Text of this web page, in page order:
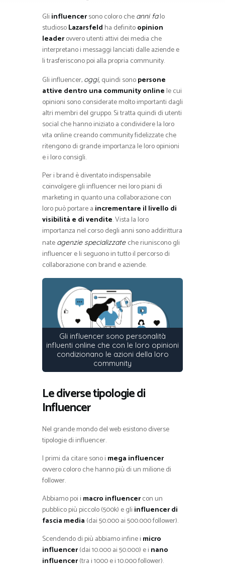
Gli influencersono coloro che anni falo
studiosoLazarsfeld ha definitoopinion
leaderovvero utenti attivi dei media che
interpretano i messaggi lanciati dalle aziende e
li trasferiscono poi alla propria community.
Gli influencer, oggi, quindi sonopersone
attive dentro una community online le cui
opinioni sono considerate molto importanti dagli
altri membri del gruppo. Si tratta quindi di utenti
social che hanno iniziato a condividere la loro
vita online creando community fidelizzate che
ritengono di grande importanza le loro opinioni
e i loro consigli.
Per i brand è diventato indispensabile
coinvolgere gli influencer nei loro piani di
marketing in quanto una collaborazione con
loro può portare a incrementare il livello di
visibilità e di vendite. Vista la loro
importanza nel corso degli anni sono addirittura
nate agenzie specializzate che riuniscono gli
influencer e li seguono in tutto il percorso di
collaborazione con brand e aziende.
Gli influencer sono personalità
influenti online che con le loro opinioni
condizionano le azioni della loro
community
Le diverse tipologie di
Influencer
Nel grande mondo del web esistono diverse
tipologie di influencer.
I primi da citare sono i mega influencer
ovvero coloro che hanno più di un milione di
follower.
Abbiamo poi i macro influencercon un
pubblico più piccolo (500k) e gli influencer di
fascia media (dai 50.000 ai 500.000 follower).
Scendendo di più abbiamo infine i micro
influencer(dai 10.000 ai 50.000) e i nano
influencer(tra i 1000 e i 10.000 follower).